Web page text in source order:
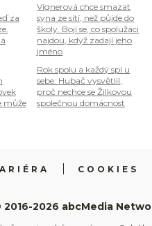
za
může
Vignerová chce smazat
syna ze sítí, než půjde do
školy. Bojí se, co spolužáci
najdou, když zadají jeho
jméno
Rok spolu a každý spí u
sebe. Hubač vysvětlil,
proč nechce se Žilkovou
společnou domácnost
COOKIES
2026 abcMedia